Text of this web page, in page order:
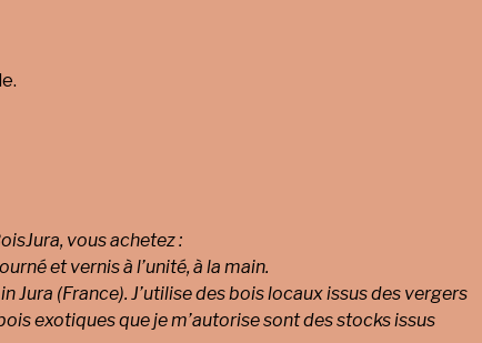
vous achetez :
et vernis à l’unité, à la main.
Jura (France). J’utilise des bois locaux issus des vergers
exotiques que je m’autorise sont des stocks issus